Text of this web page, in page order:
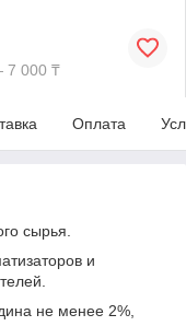
7 000 ₸
Оплата
сырья.
и
не менее 2%,